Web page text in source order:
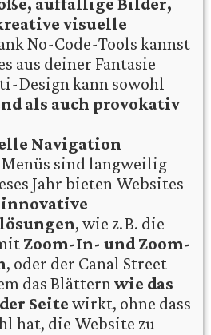
visuelle
No-Code-Tools kannst
aus deiner Fantasie
Design kann sowohl
als auch provokativ
Navigation
sind langweilig
Jahr bieten Websites
, wie z. B. die
Zoom-In- und Zoom-
, oder der Canal Street
das Blätternwie das
Seite wirkt, ohne dass
hat, die Website zu